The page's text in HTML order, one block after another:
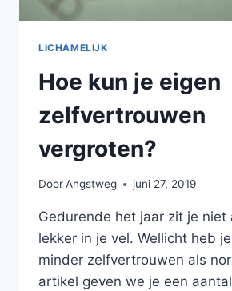
LICHAMELIJK
Hoe kun je eigen
zelfvertrouwen
vergroten?
DoorAngstweg juni 27, 2019
Gedurende het jaar zit je niet
lekker in je vel. Wellicht heb
minder zelfvertrouwen als
artikel geven we je een